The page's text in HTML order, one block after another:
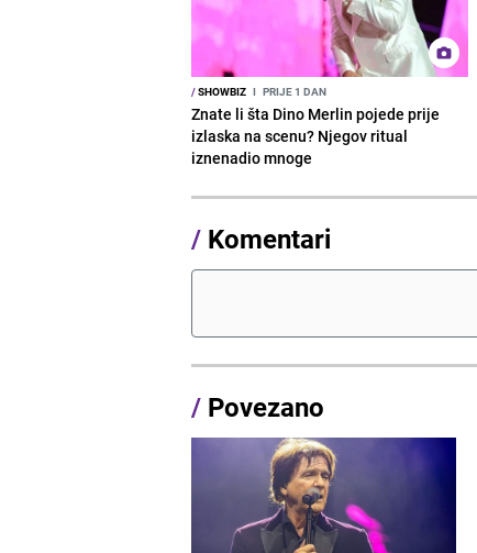
/SHOWBIZ I PRIJE 1 DAN
Znate li šta Dino Merlin pojede prije
izlaska na scenu? Njegov ritual
iznenadio mnoge
/ Komentari
/ Povezano